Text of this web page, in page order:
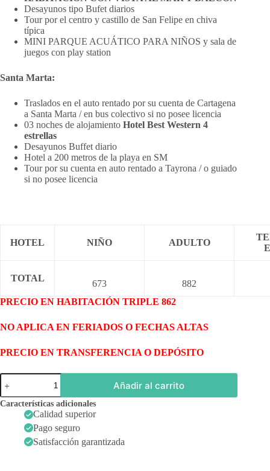
Desayunos tipo Bufet diarios
Tour por el centro y castillo de San Felipe en chiva
típica
MINI PARQUE ACUÁTICO PARA NIÑOS y sala de
juegos con play station
Santa Marta:
Traslados en el auto rentado por su cuenta de Cartagena
a Santa Marta / en bus colectivo si no posee licencia
03 noches de alojamiento Hotel Best Western 4
estrellas
Desayunos Buffet diario
Hotel a 200 metros de la playa en SM
Tour por su cuenta en auto rentado a Tayrona / o guiado
si no posee licencia
HOTEL NIÑO ADULTO
TOTAL
673
882
PRECIO EN HABITACIÓN TRIPLE 862
NO APLICA EN FERIADOS O FECHAS ALTAS
PRECIO EN TRANSFERENCIA O DEPÓSITO
Panamá
Cartagena
+
Tayrona
Añadir al carrito
Características adicionales
Calidad superior
Pago seguro
Satisfacción garantizada